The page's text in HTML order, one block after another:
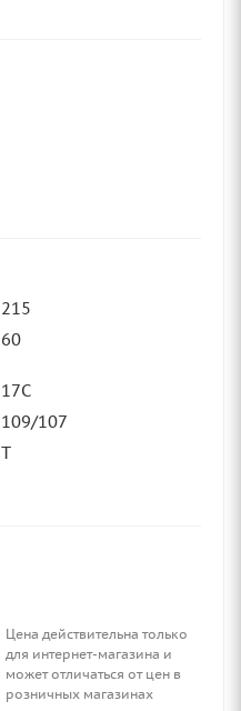
215
60
17C
109/107
T
Цена действительна только
для интернет-магазина и
может отличаться от цен в
розничных магазинах